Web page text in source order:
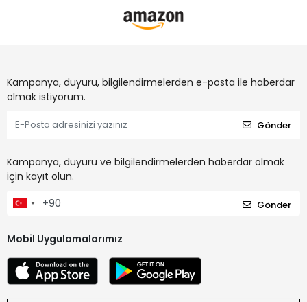
Kampanya, duyuru, bilgilendirmelerden e-posta ile haberdar
olmak istiyorum.
Gönder
Kampanya, duyuru ve bilgilendirmelerden haberdar olmak
için kayıt olun.
Gönder
Mobil Uygulamalarımız